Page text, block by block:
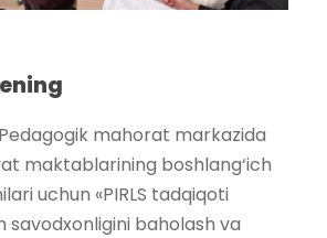
mahorat markazida
maktablarining boshlang‘ich
uchun «PIRLS tadqiqoti
savodxonligini baholash va